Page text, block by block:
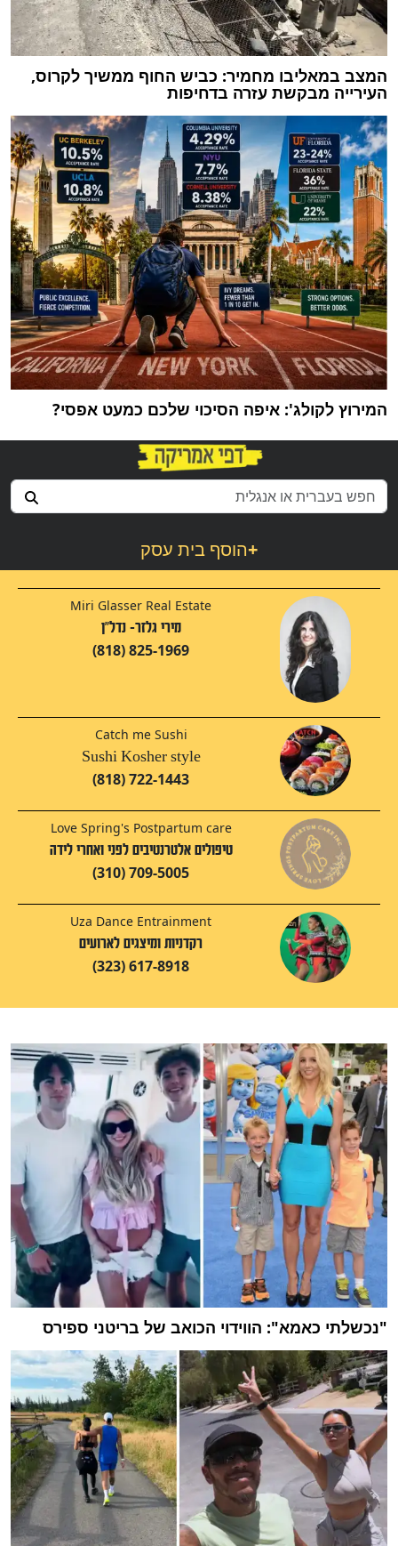
המצב במאליבו מחמיר: כביש החוף ממשיך לקרוס,
העירייה מבקשת עזרה בדחיפות
המירוץ לקולג': איפה הסיכוי שלכם כמעט אפסי?
הוסף בית עסק+
Miri Glasser Real Estate
מירי גלזר- נדל"ן
(818) 825-1969
Catch me Sushi
Sushi Kosher style
(818) 722-1443
Love Spring's Postpartum care
טיפולים אלטרנטיבים לפני ואחרי לידה
(310) 709-5005
Uza Dance Entrainment
רקדניות ומיצגים לארועים
(323) 617-8918
"נכשלתי כאמא": הווידוי הכואב של בריטני ספירס